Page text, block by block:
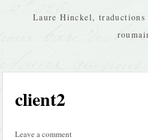
Laure Hinckel,
client2
Leave a comment